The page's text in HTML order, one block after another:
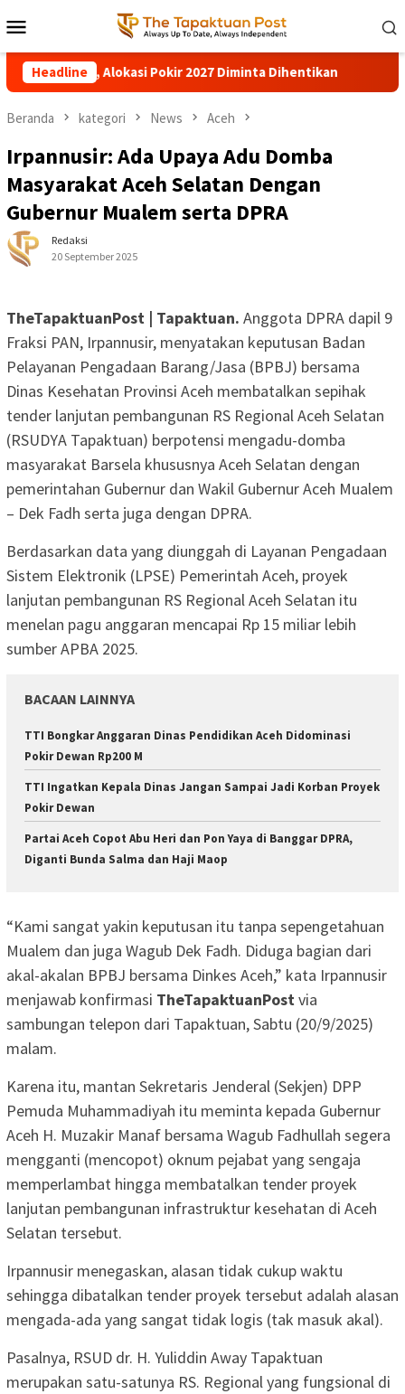
ke
kontenMobile
Headline
Pokir 2027 Diminta Dihentikan Pohon Besar Tumbang
Beranda kategori News Aceh
Irpannusir: Ada Upaya Adu Domba
Masyarakat Aceh Selatan Dengan
Gubernur Mualem serta DPRA
Redaksi
20 September 2025
TheTapaktuanPost | Tapaktuan. Anggota DPRA dapil 9
Fraksi PAN, Irpannusir, menyatakan keputusan Badan
Pelayanan Pengadaan Barang/Jasa (BPBJ) bersama
Dinas Kesehatan Provinsi Aceh membatalkan sepihak
tender lanjutan pembangunan RS Regional Aceh Selatan
(RSUDYA Tapaktuan) berpotensi mengadu-domba
masyarakat Barsela khususnya Aceh Selatan dengan
pemerintahan Gubernur dan Wakil Gubernur Aceh Mualem
– Dek Fadh serta juga dengan DPRA.
Berdasarkan data yang diunggah di Layanan Pengadaan
Sistem Elektronik (LPSE) Pemerintah Aceh, proyek
lanjutan pembangunan RS Regional Aceh Selatan itu
menelan pagu anggaran mencapai Rp 15 miliar lebih
sumber APBA 2025.
BACAAN LAINNYA
TTI Bongkar Anggaran Dinas Pendidikan Aceh Didominasi
Pokir Dewan Rp200 M
TTI Ingatkan Kepala Dinas Jangan Sampai Jadi Korban Proyek
Pokir Dewan
Partai Aceh Copot Abu Heri dan Pon Yaya di Banggar DPRA,
Diganti Bunda Salma dan Haji Maop
“Kami sangat yakin keputusan itu tanpa sepengetahuan
Mualem dan juga Wagub Dek Fadh. Diduga bagian dari
akal-akalan BPBJ bersama Dinkes Aceh,” kata Irpannusir
menjawab konfirmasi TheTapaktuanPostvia
sambungan telepon dari Tapaktuan, Sabtu (20/9/2025)
malam.
Karena itu, mantan Sekretaris Jenderal (Sekjen) DPP
Pemuda Muhammadiyah itu meminta kepada Gubernur
Aceh H. Muzakir Manaf bersama Wagub Fadhullah segera
mengganti (mencopot) oknum pejabat yang sengaja
memperlambat hingga membatalkan tender proyek
lanjutan pembangunan infrastruktur kesehatan di Aceh
Selatan tersebut.
Irpannusir menegaskan, alasan tidak cukup waktu
sehingga dibatalkan tender proyek tersebut adalah alasan
mengada-ada yang sangat tidak logis (tak masuk akal).
Pasalnya, RSUD dr. H. Yuliddin Away Tapaktuan
merupakan satu-satunya RS. Regional yang fungsional di